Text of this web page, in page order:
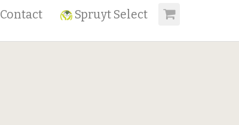
Contact Spruyt Select